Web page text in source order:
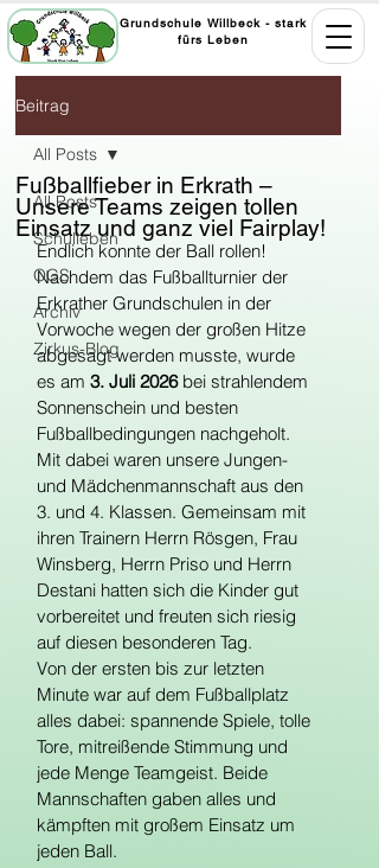
Grundschule Willbeck - stark
fürs Leben
Beitrag
All Posts
Schulleben
OGS
Archiv
Zirkus-Blog
All Posts
Fußballfieber in Erkrath –
Unsere Teams zeigen tollen
Einsatz und ganz viel Fairplay!
Endlich konnte der Ball rollen!
Nachdem das Fußballturnier der
Erkrather Grundschulen in der
Vorwoche wegen der großen Hitze
abgesagt werden musste, wurde
es am 3. Juli 2026 bei strahlendem
Sonnenschein und besten
Fußballbedingungen nachgeholt.
Mit dabei waren unsere Jungen-
und Mädchenmannschaft aus den
3. und 4. Klassen. Gemeinsam mit
ihren Trainern Herrn Rösgen, Frau
Winsberg, Herrn Priso und Herrn
Destani hatten sich die Kinder gut
vorbereitet und freuten sich riesig
auf diesen besonderen Tag.
Von der ersten bis zur letzten
Minute war auf dem Fußballplatz
alles dabei: spannende Spiele, tolle
Tore, mitreißende Stimmung und
jede Menge Teamgeist. Beide
Mannschaften gaben alles und
kämpften mit großem Einsatz um
jeden Ball.